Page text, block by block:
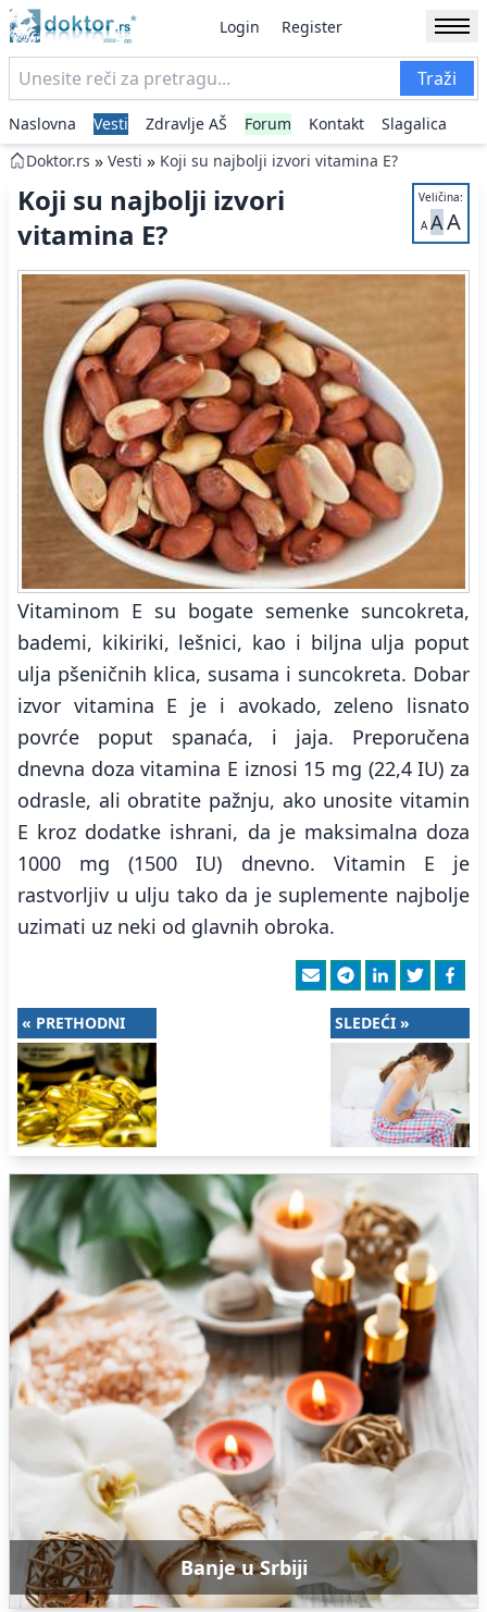
Login Register
Traži
Naslovna Vesti Zdravlje AŠ Forum Kontakt
Slagalica
Doktor.rs » Vesti » Koji su najbolji izvori vitamina E?
Veličina:
A AA
Koji su najbolji izvori
vitamina E?
Vitaminom E su bogate semenke suncokreta,
bademi, kikiriki, lešnici, kao i biljna ulja poput
ulja pšeničnih klica, susama i suncokreta. Dobar
izvor vitamina E je i avokado, zeleno lisnato
povrće poput spanaća, i jaja. Preporučena
dnevna doza vitamina E iznosi 15 mg (22,4 IU) za
odrasle, ali obratite pažnju, ako unosite vitamin
E kroz dodatke ishrani, da je maksimalna doza
1000 mg (1500 IU) dnevno. Vitamin E je
rastvorljiv u ulju tako da je suplemente najbolje
uzimati uz neki od glavnih obroka.
« PRETHODNI SLEDEĆI »
Banje u Srbiji